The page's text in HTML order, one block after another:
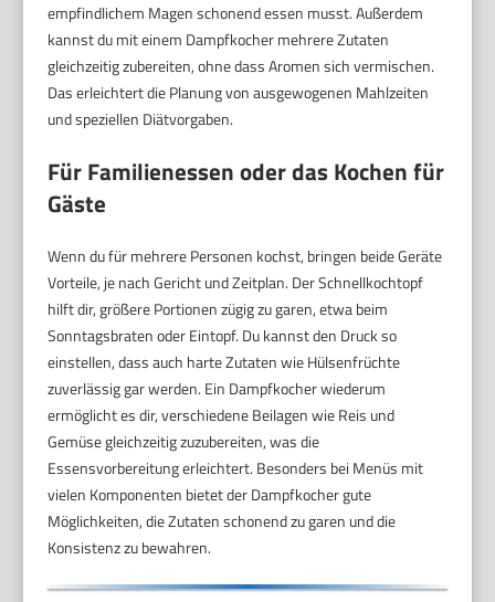
empfindlichem Magen schonend essen musst. Außerdem
kannst du mit einem Dampfkocher mehrere Zutaten
gleichzeitig zubereiten, ohne dass Aromen sich vermischen.
Das erleichtert die Planung von ausgewogenen Mahlzeiten
und speziellen Diätvorgaben.
Für Familienessen oder das Kochen für
Gäste
Wenn du für mehrere Personen kochst, bringen beide Geräte
Vorteile, je nach Gericht und Zeitplan. Der Schnellkochtopf
hilft dir, größere Portionen zügig zu garen, etwa beim
Sonntagsbraten oder Eintopf. Du kannst den Druck so
einstellen, dass auch harte Zutaten wie Hülsenfrüchte
zuverlässig gar werden. Ein Dampfkocher wiederum
ermöglicht es dir, verschiedene Beilagen wie Reis und
Gemüse gleichzeitig zuzubereiten, was die
Essensvorbereitung erleichtert. Besonders bei Menüs mit
vielen Komponenten bietet der Dampfkocher gute
Möglichkeiten, die Zutaten schonend zu garen und die
Konsistenz zu bewahren.